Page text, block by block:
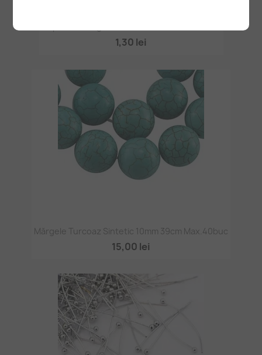
1,30 lei
Mărgele Turcoaz Sintetic 10mm 39cm Max.40buc
15,00 lei